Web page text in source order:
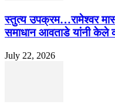
स्तुत्य उपक्रम…रामेश्वर
समाधान आवताडे यांनी केले
July 22, 2026